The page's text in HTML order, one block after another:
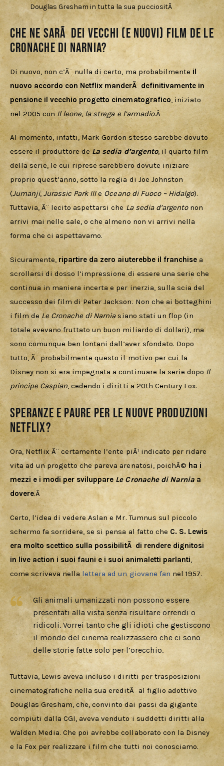
Douglas Gresham in tutta la sua pucciositÃ
Che ne sarÃ dei vecchi (e nuovi) film de Le
Cronache di Narnia?
Di nuovo, non c’Ã¨ nulla di certo, ma probabilmente il
nuovo accordo con Netflix manderÃ  definitivamente in
pensione il vecchio progetto cinematografico, iniziato
nel 2005 con Il leone, la strega e l’armadio.Â
Al momento, infatti, Mark Gordon stesso sarebbe dovuto
essere il produttore de La sedia d’argento, il quarto film
della serie, le cui riprese sarebbero dovute iniziare
proprio quest’anno, sotto la regia di Joe Johnston
(Jumanji, Jurassic Park III e Oceano di Fuoco – Hidalgo).
Tuttavia, Ã¨ lecito aspettarsi che La sedia d’argento non
arrivi mai nelle sale, o che almeno non vi arrivi nella
forma che ci aspettavamo.
Sicuramente, ripartire da zero aiuterebbe il franchise a
scrollarsi di dosso l’impressione di essere una serie che
continua in maniera incerta e per inerzia, sulla scia del
successo dei film di Peter Jackson. Non che ai botteghini
i film de Le Cronache di Narnia siano stati un flop (in
totale avevano fruttato un buon miliardo di dollari), ma
sono comunque ben lontani dall’aver sfondato. Dopo
tutto, Ã¨ probabilmente questo il motivo per cui la
Disney non si era impegnata a continuare la serie dopo Il
principe Caspian, cedendo i diritti a 20th Century Fox.
Speranze e paure per le nuove produzioni
Netflix?
Ora, Netflix Ã¨ certamente l’ente piÃ¹ indicato per ridare
vita ad un progetto che pareva arenatosi, poichÃ© ha i
mezzi e i modi per sviluppare Le Cronache di Narnia a
dovere.Â
Certo, l’idea di vedere Aslan e Mr. Tumnus sul piccolo
schermo fa sorridere, se si pensa al fatto che C. S. Lewis
era molto scettico sulla possibilitÃ  di rendere dignitosi
in live action i suoi fauni e i suoi animaletti parlanti,
come scriveva nella lettera ad un giovane fan nel 1957.
Gli animali umanizzati non possono essere
presentati alla vista senza risultare orrendi o
ridicoli. Vorrei tanto che gli idioti che gestiscono
il mondo del cinema realizzassero che ci sono
delle storie fatte solo per l’orecchio.
Tuttavia, Lewis aveva incluso i diritti per trasposizioni
cinematografiche nella sua ereditÃ  al figlio adottivo
Douglas Gresham, che, convinto dai passi da gigante
compiuti dalla CGI, aveva venduto i suddetti diritti alla
Walden Media. Che poi avrebbe collaborato con la Disney
e la Fox per realizzare i film che tutti noi conosciamo.